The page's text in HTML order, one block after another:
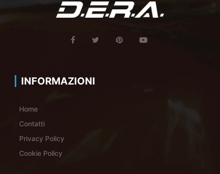
INFORMAZIONI
Home
Contatti
Privacy Policy
Cookie Policy